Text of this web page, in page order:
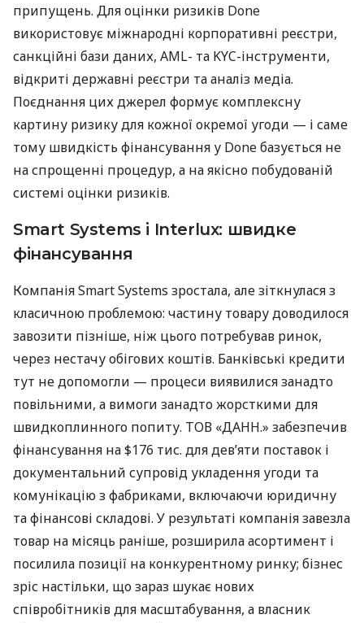
припущень. Для оцінки ризиків Done
використовує міжнародні корпоративні реєстри,
санкційні бази даних, AML- та KYC-інструменти,
відкриті державні реєстри та аналіз медіа.
Поєднання цих джерел формує комплексну
картину ризику для кожної окремої угоди — і саме
тому швидкість фінансування у Done базується не
на спрощенні процедур, а на якісно побудованій
системі оцінки ризиків.
Smart Systems і Interlux: швидке
фінансування
Компанія Smart Systems зростала, але зіткнулася з
класичною проблемою: частину товару доводилося
завозити пізніше, ніж цього потребував ринок,
через нестачу обігових коштів. Банківські кредити
тут не допомогли — процеси виявилися занадто
повільними, а вимоги занадто жорсткими для
швидкоплинного попиту. ТОВ «ДАНН.» забезпечив
фінансування на $176 тис. для дев’яти поставок і
документальний супровід укладення угоди та
комунікацію з фабриками, включаючи юридичну
та фінансові складові. У результаті компанія завезла
товар на місяць раніше, розширила асортимент і
посилила позиції на конкурентному ринку; бізнес
зріс настільки, що зараз шукає нових
співробітників для масштабування, а власник